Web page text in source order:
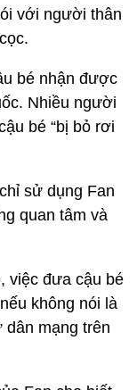
với người thân
bé nhận được
Nhiều người
bé “bị bỏ rơi
sử dụng Fan
quan tâm và
việc đưa cậu bé
không nói là
dân mạng trên